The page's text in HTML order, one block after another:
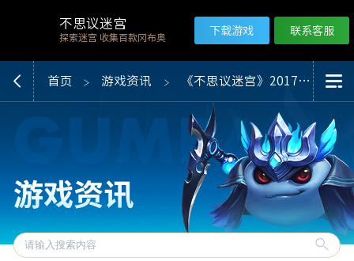
不思议迷宫
探索迷宫 收集百款冈布奥
下载游戏 联系客服
首页 游戏资讯 《不思议迷宫》20170712-正式服更新维护公告